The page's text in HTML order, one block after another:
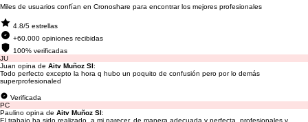
Miles de usuarios confían en Cronoshare para encontrar los mejores profesionales
4.8/5 estrellas
+60.000 opiniones recibidas
100% verificadas
JU
Juan opina de Aitv Muñoz Sl:
Todo perfecto excepto la hora q hubo un poquito de confusión pero por lo demás
superprofesionaled
Verificada
PC
Paulino opina de Aitv Muñoz Sl:
El trabajo ha sido realizado, a mi parecer, de manera adecuada y perfecta. profesionales y